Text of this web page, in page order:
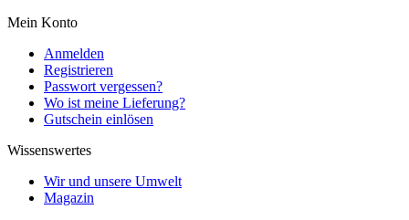
Mein Konto
Anmelden
Registrieren
Passwort vergessen?
Wo ist meine Lieferung?
Gutschein einlösen
Wissenswertes
Wir und unsere Umwelt
Magazin